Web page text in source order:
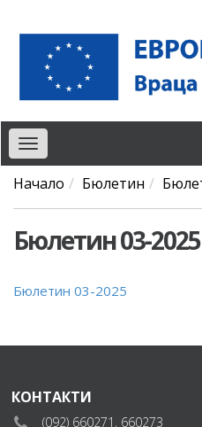
Toggle
navigation
Начало Бюлетин
Бюлетин 03-2025
Бюлетин 03-2025
КОНТАКТИ
(092) 660271, 660273